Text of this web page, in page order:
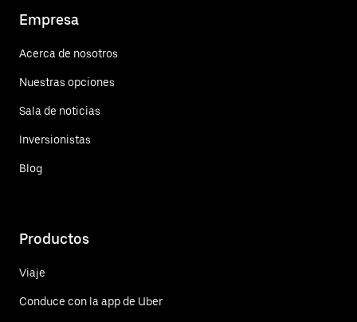
Empresa
Acerca de nosotros
Nuestras opciones
Sala de noticias
Inversionistas
Blog
Productos
Viaje
Conduce con la app de Uber